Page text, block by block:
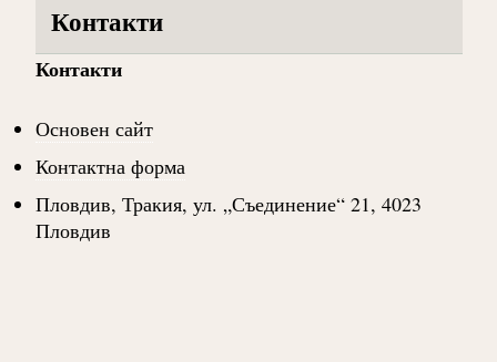
Контакти
Контакти
Основен сайт
Контактна форма
Пловдив, Тракия, ул. „Съединение“ 21, 4023
Пловдив